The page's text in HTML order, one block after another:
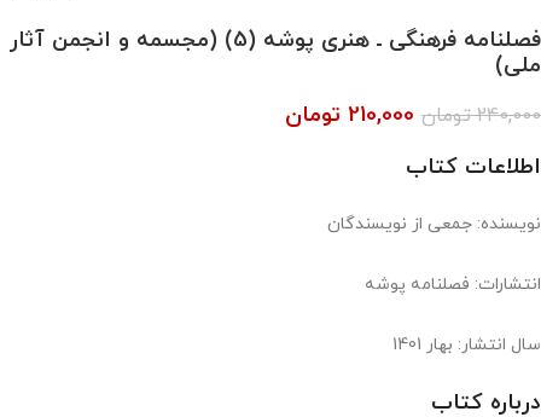
فصلنامه فرهنگی ـ هنری پوشه (5) (مجسمه و انجمن آثار
ملی)
240,000 تومان 210,000 تومان
اطلاعات کتاب
نویسنده: جمعی از نویسندگان
انتشارات: فصلنامه پوشه
سال انتشار: بهار 1401
درباره کتاب